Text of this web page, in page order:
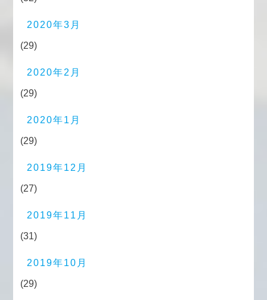
2020年3月
(29)
2020年2月
(29)
2020年1月
(29)
2019年12月
(27)
2019年11月
(31)
2019年10月
(29)